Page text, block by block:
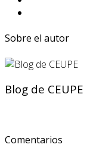
Sobre el autor
Blog de CEUPE
Comentarios